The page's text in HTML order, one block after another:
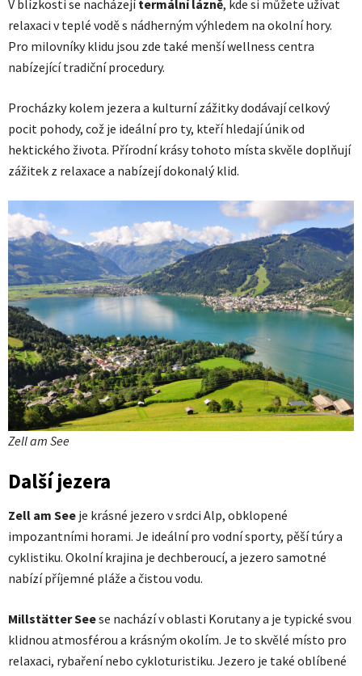
V blízkosti se nacházejítermální lázně, kde si můžete užívat
relaxaci v teplé vodě s nádherným výhledem na okolní hory.
Pro milovníky klidu jsou zde také menší wellness centra
nabízející tradiční procedury.
Procházky kolem jezera a kulturní zážitky dodávají celkový
pocit pohody, což je ideální pro ty, kteří hledají únik od
hektického života. Přírodní krásy tohoto místa skvěle doplňují
zážitek z relaxace a nabízejí dokonalý klid.
Zell am See
Další jezera
Zell am See je krásné jezero v srdci Alp, obklopené
impozantními horami. Je ideální pro vodní sporty, pěší túry a
cyklistiku. Okolní krajina je dechberoucí, a jezero samotné
nabízí příjemné pláže a čistou vodu.
Millstätter Seese nachází v oblasti Korutany a je typické svou
klidnou atmosférou a krásným okolím. Je to skvělé místo pro
relaxaci, rybaření nebo cykloturistiku. Jezero je také oblíbené